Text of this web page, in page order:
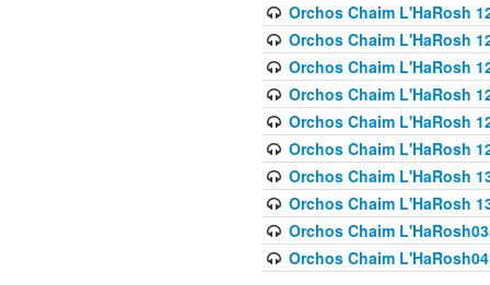
Orchos Chaim L'HaRosh
Orchos Chaim L'HaRosh
Orchos Chaim L'HaRosh
Orchos Chaim L'HaRosh
Orchos Chaim L'HaRosh
Orchos Chaim L'HaRosh
Orchos Chaim L'HaRosh
Orchos Chaim L'HaRosh
Orchos Chaim
Orchos Chaim